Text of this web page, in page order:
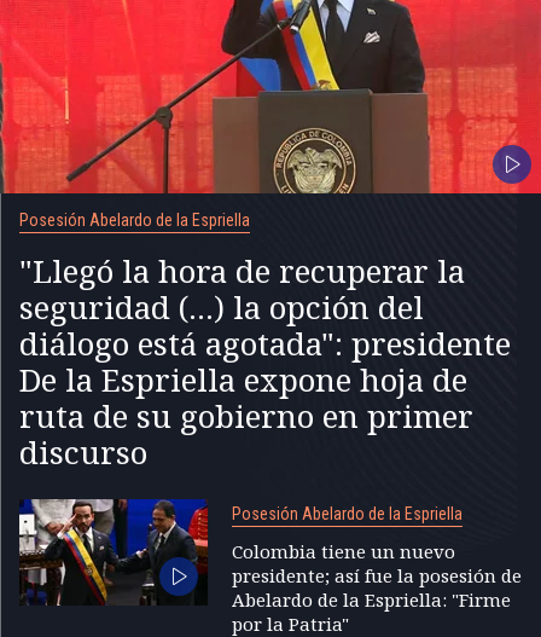
Posesión Abelardo de la Espriella
"Llegó la hora de recuperar la
seguridad (...) la opción del
diálogo está agotada": presidente
De la Espriella expone hoja de
ruta de su gobierno en primer
discurso
Posesión Abelardo de la Espriella
Colombia tiene un nuevo
presidente; así fue la posesión de
Abelardo de la Espriella: "Firme
por la Patria"